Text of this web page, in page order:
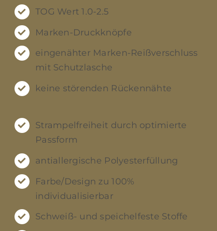
TOG Wert 1.0-2.5
Marken-Druckknöpfe
eingenähter Marken-Reißverschluss
mit Schutzlasche
keine störenden Rückennähte
Strampelfreiheit durch optimierte
Passform
antiallergische Polyesterfüllung
Farbe/Design zu 100%
individualisierbar
Schweiß- und speichelfeste Stoffe